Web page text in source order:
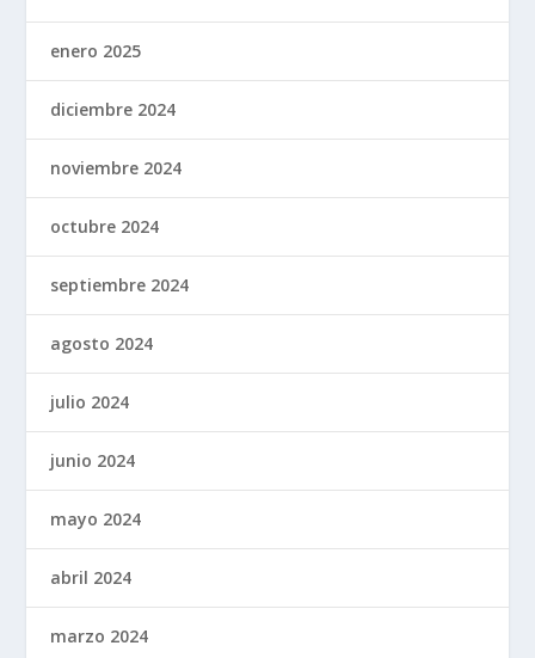
enero 2025
diciembre 2024
noviembre 2024
octubre 2024
septiembre 2024
agosto 2024
julio 2024
junio 2024
mayo 2024
abril 2024
marzo 2024